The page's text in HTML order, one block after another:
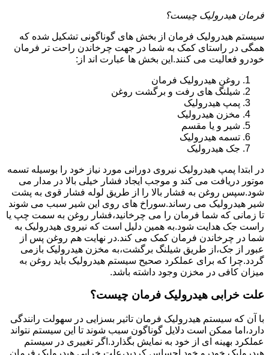
فرمان هیدرولیک چیست؟
سیستم هیدرولیک فرمان از بخش های گوناگونی تشکیل شده که
همگی در راستای کمک به شما در جهت چرخاندن راحت تر فرمان
خودرو فعالیت می کنند.این بخش ها عبارت اند از:
روغن هیدرولیک فرمان
شیلنگ های رفت و برگشت روغن
پمپ هیدرولیک
مخزن هیدرولیک
شیر و یا مقسم
تسمه هیدرولیک
جک هیدرولیک
در ابتدا پمپ هیدرولیک نیروی دورانی مورد نیاز خود را بوسیله تسمه
موتور دریافت می کند و موجب ایجاد فشار خیلی بالا در مدار می
شود.سپس روغن به فشار بالا را از طریق لوله فشار قوی به پشت
شیر هیدرولیک می رساند.سوراخ های روی این شیر سبب می شوند
تا زمانی که شما فرمان را می چرخانید،فشار روغن به سمت چپ یا
راست جک هدایت شود.به همین دلیل است که نیروی هیدرولیک به
شما در چرخاندن فرمان کمک می کند.در نهایت هم روغن پس از
عبور از جک،از طریق شیلنگ برگشت،به مخزن هیدرولیک بازمی
گردد.چرا که برای عملکرد صحیح سیستم هیدرولیک باید روغن به
میزان کافی در مخزن وجود داشته باشد.
علت خرابی هیدرولیک فرمان چیست؟
با آن که سیستم هیدرولیک فرمان تاثیر بسزایی در سهولت رانندگی
دارد،اما ممکن است دلایل گوناگون سبب شوند تا این سیستم نتواند
عملکرد بهینه ای از خود به نمایش بگذارد.اگر تغییری در سیستم